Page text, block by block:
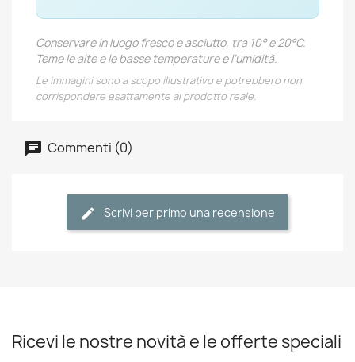
Conservare in luogo fresco e asciutto, tra 10° e 20°C.
Teme le alte e le basse temperature e l’umidità.
Le immagini sono a scopo illustrativo e potrebbero non
corrispondere esattamente al prodotto reale.
Commenti (0)
Scrivi per primo una recensione
Ricevi le nostre novità e le offerte speciali